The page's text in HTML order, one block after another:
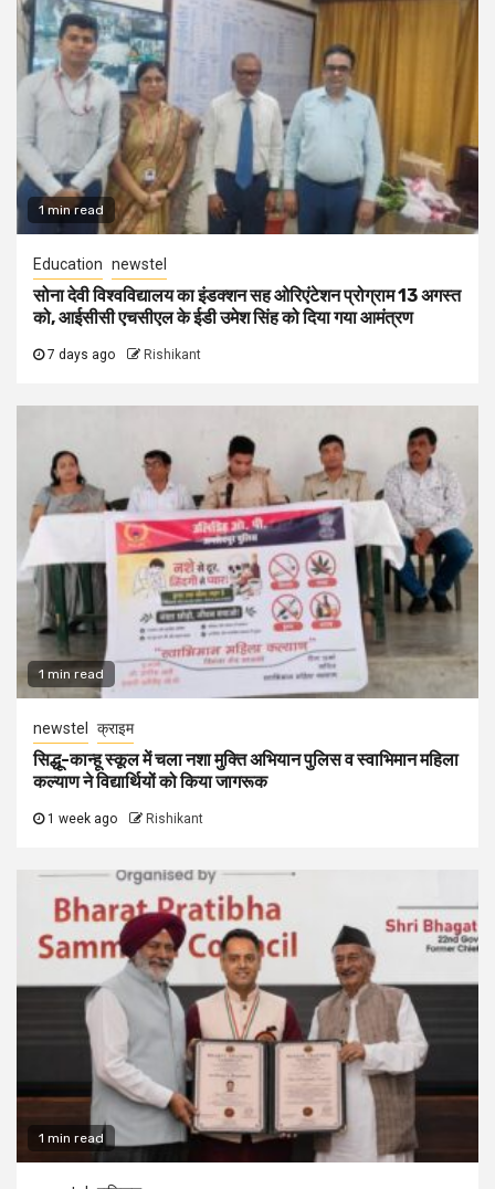
1 min read
Education newstel
सोना देवी विश्वविद्यालय का इंडक्शन सह ओरिएंटेशन प्रोग्राम 13 अगस्त
को, आईसीसी एचसीएल के ईडी उमेश सिंह को दिया गया आमंत्रण
7 days ago Rishikant
1 min read
newstel क्राइम
सिद्धू-कान्हू स्कूल में चला नशा मुक्ति अभियान पुलिस व स्वाभिमान महिला
कल्याण ने विद्यार्थियों को किया जागरूक
1 week ago Rishikant
1 min read